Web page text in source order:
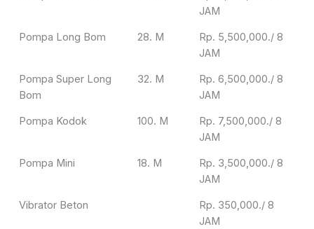
JAM
Pompa Long Bom 28. M
Rp. 5,500,000./ 8
JAM
Pompa Super Long
Bom
32. M
Rp. 6,500,000./ 8
JAM
Pompa Kodok 100. M
Rp. 7,500,000./ 8
JAM
Pompa Mini 18. M
Rp. 3,500,000./ 8
JAM
Vibrator Beton
Rp. 350,000./ 8
JAM